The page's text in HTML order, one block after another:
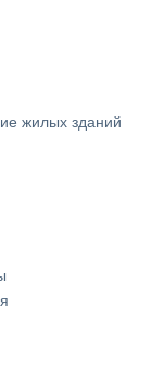
жилых зданий